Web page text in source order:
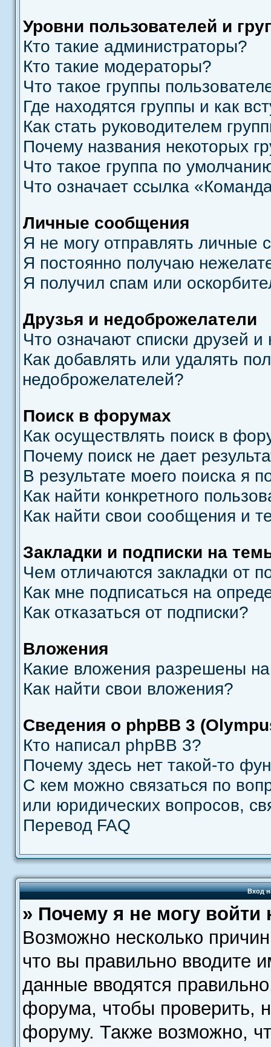
Уровни пользователей и
Кто такие администраторы?
Кто такие модераторы?
Что такое группы
Где находятся группы и как
Как стать руководителем
Почему названия некоторых
Что такое группа по
Что означает ссылка
Личные сообщения
Я не могу отправлять личные
Я постоянно получаю
Я получил спам или
Друзья и недоброжелатели
Что означают списки друзей
Как добавлять или удалять
недоброжелателей?
Поиск в форумах
Как осуществлять поиск в
Почему поиск не дает
В результате моего поиска я
Как найти конкретного
Как найти свои сообщения и
Закладки и подписки на
Чем отличаются закладки от
Как мне подписаться на
Как отказаться от подписки?
Вложения
Какие вложения разрешены
Как найти свои вложения?
Сведения о phpBB 3
Кто написал phpBB 3?
Почему здесь нет такой-то
С кем можно связаться по
или юридических вопросов,
Перевод FAQ
Вход
» Почему я не могу
Возможно несколько
что вы правильно вводите
данные вводятся
форума, чтобы проверить,
форуму. Также возможно,